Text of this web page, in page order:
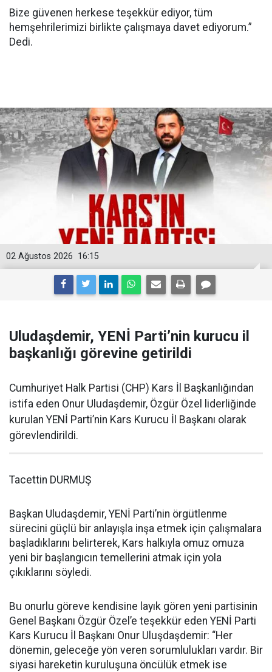
Bize güvenen herkese teşekkür ediyor, tüm
hemşehrilerimizi birlikte çalışmaya davet ediyorum.”
Dedi.
16:15
02 Ağustos 2026
Uludaşdemir, YENİ Parti’nin kurucu il
başkanlığı görevine getirildi
Cumhuriyet Halk Partisi (CHP) Kars İl Başkanlığından
istifa eden Onur Uludaşdemir, Özgür Özel liderliğinde
kurulan YENİ Parti’nin Kars Kurucu İl Başkanı olarak
görevlendirildi.
Tacettin DURMUŞ
Başkan Uludaşdemir, YENİ Parti’nin örgütlenme
sürecini güçlü bir anlayışla inşa etmek için çalışmalara
başladıklarını belirterek, Kars halkıyla omuz omuza
yeni bir başlangıcın temellerini atmak için yola
çıkıklarını söyledi.
Bu onurlu göreve kendisine layık gören yeni partisinin
Genel Başkanı Özgür Özel’e teşekkür eden YENİ Parti
Kars Kurucu İl Başkanı Onur Uluşdaşdemir: “Her
dönemin, geleceğe yön veren sorumlulukları vardır. Bir
siyasi hareketin kuruluşuna öncülük etmek ise